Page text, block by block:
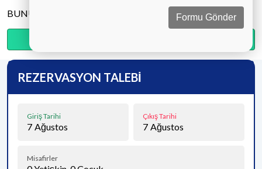
BUNU PAYLAŞ
REZERVASYON TALEBİ
Giriş Tarihi
7 Ağustos
Çıkış Tarihi
7 Ağustos
Misafirler
Formu Gönder